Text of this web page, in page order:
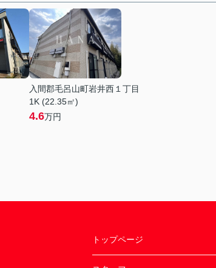
入間郡毛呂山町岩井西１丁目
1K (22.35㎡)
4.6万円
トップページ